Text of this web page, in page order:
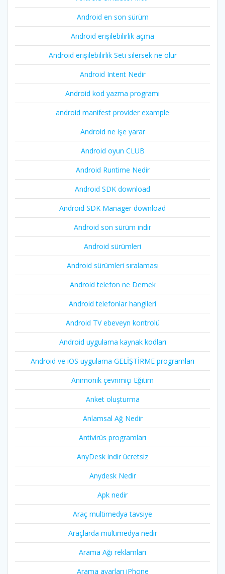
Android en son sürüm
Android erişilebilirlik açma
Android erişilebilirlik Seti silersek ne olur
Android Intent Nedir
Android kod yazma programı
android manifest provider example
Android ne işe yarar
Android oyun CLUB
Android Runtime Nedir
Android SDK download
Android SDK Manager download
Android son sürüm indir
Android sürümleri
Android sürümleri sıralaması
Android telefon ne Demek
Android telefonlar hangileri
Android TV ebeveyn kontrolü
Android uygulama kaynak kodları
Android ve iOS uygulama GELİŞTİRME programları
Animonik çevrimiçi Eğitim
Anket oluşturma
Anlamsal Ağ Nedir
Antivirüs programları
AnyDesk indir ücretsiz
Anydesk Nedir
Apk nedir
Araç multimedya tavsiye
Araçlarda multimedya nedir
Arama Ağı reklamları
Arama ayarları iPhone